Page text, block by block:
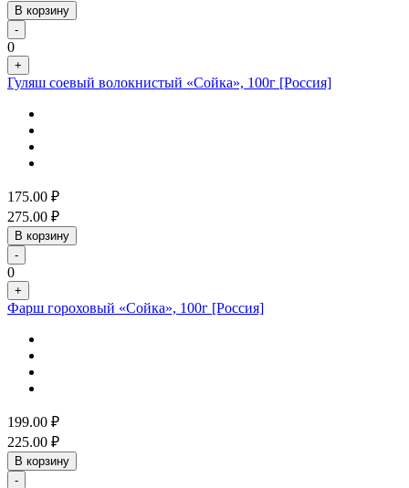
В корзину
-
0
+
Гуляш соевый волокнистый «Сойка», 100г [Россия]
175.00 ₽
275.00 ₽
В корзину
-
0
+
Фарш гороховый «Сойка», 100г [Россия]
199.00 ₽
225.00 ₽
В корзину
-